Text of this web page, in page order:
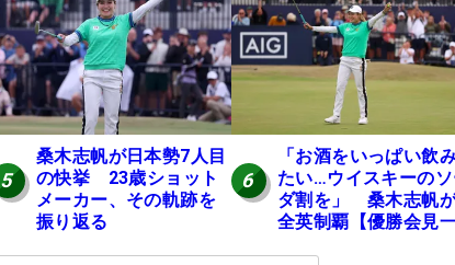
5
桑木志帆が日本勢7人目
の快挙 23歳ショット
メーカー、その軌跡を
振り返る
6
「お酒をいっぱい飲
たい…ウイスキーの
ダ割を」 桑木志帆
全英制覇【優勝会見